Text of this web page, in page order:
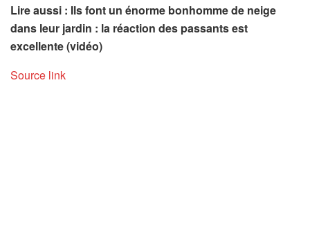
Lire aussi : Ils font un énorme bonhomme de neige
dans leur jardin : la réaction des passants est
excellente (vidéo)
Source link